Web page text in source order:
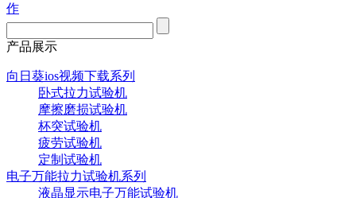
作
产品展示
向日葵ios视频下载系列
卧式拉力试验机
摩擦磨损试验机
杯突试验机
疲劳试验机
定制试验机
电子万能拉力试验机系列
液晶显示电子万能试验机